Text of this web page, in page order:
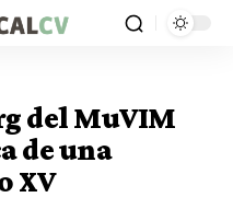
del MuVIM
de una
XV